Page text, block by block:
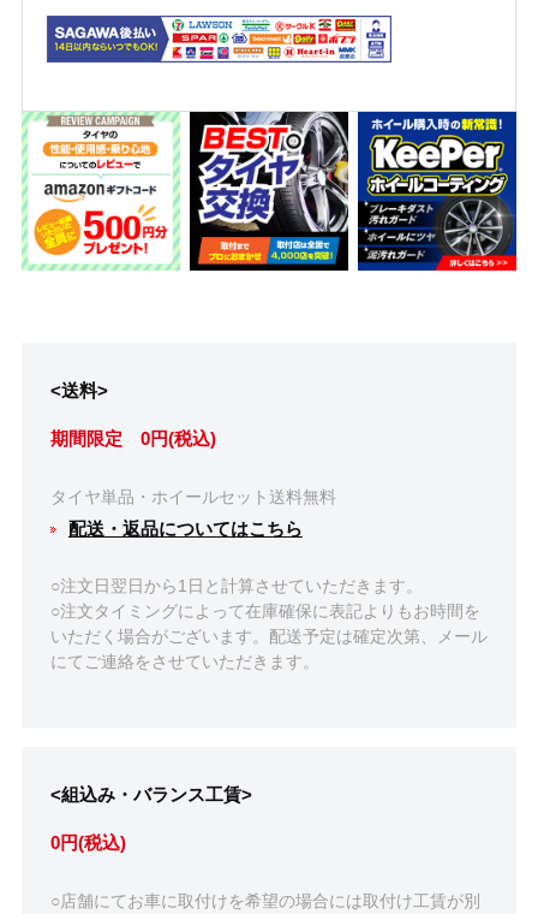
<送料>
期間限定 0円(税込)
タイヤ単品・ホイールセット送料無料
配送・返品についてはこちら
○注文日翌日から1日と計算させていただきます。
○注文タイミングによって在庫確保に表記よりもお時間を
いただく場合がございます。配送予定は確定次第、メール
にてご連絡をさせていただきます。
<組込み・バランス工賃>
0円(税込)
○店舗にてお車に取付けを希望の場合には取付け工賃が別